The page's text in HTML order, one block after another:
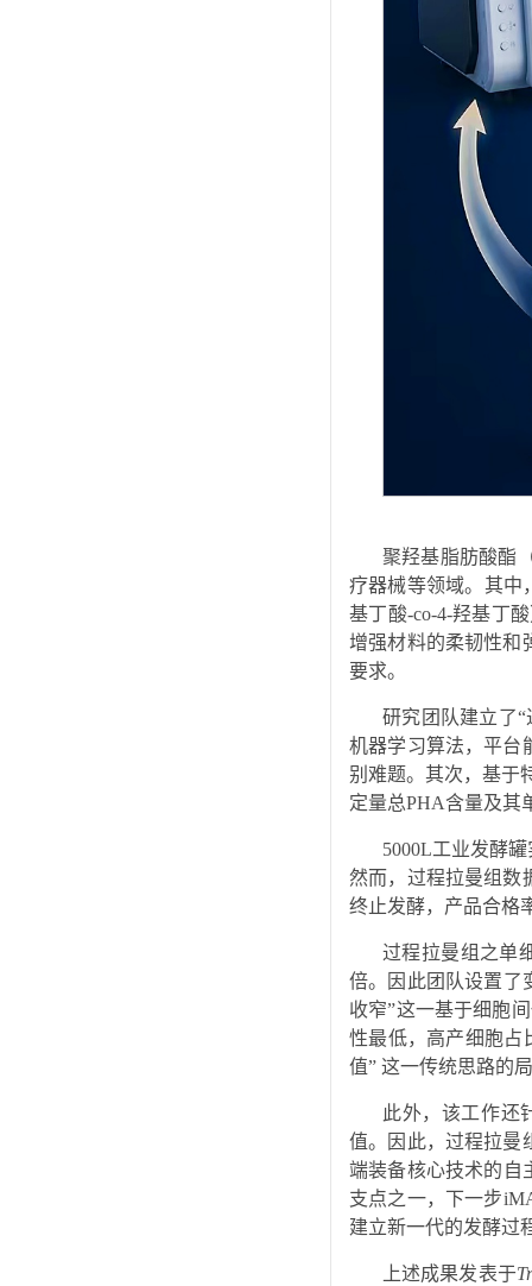
聚羟基脂肪酸酯
疗器械等领域。其中
基丁酸-co-4-羟基丁
增强材料的柔韧性和
要求。
研究团队建立了
机器学习算法，平台
别难题。其次，基于
定量总PHA含量及其
5000L工业发酵
然而，过程拉曼组数
终止发酵，产品合格
过程拉曼组之单
倍。因此团队设置了
收窄”这一基于细胞
性最低，高产细胞占
值” 这一传统思路的
此外，该工作还
值。因此，过程拉曼
端装备核心技术的自
支点之一，下一步
建立新一代的发酵过
上述成果发表于